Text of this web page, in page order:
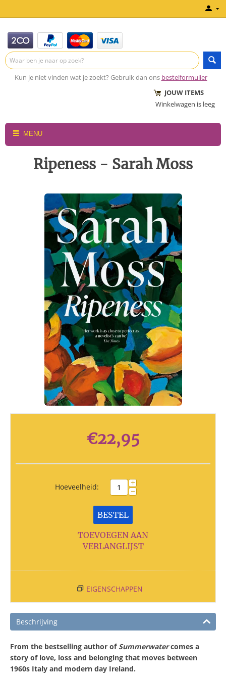
Kun je niet vinden wat je zoekt? Gebruik dan ons bestelformulier
JOUW ITEMS
Winkelwagen is leeg
MENU
Ripeness - Sarah Moss
€22,95
Hoeveelheid: +
−
BESTEL
TOEVOEGEN AAN
VERLANGLIJST
EIGENSCHAPPEN
Beschrijving
From the bestselling author of Summerwatercomes a
story of love, loss and belonging that moves between
1960s Italy and modern day Ireland.